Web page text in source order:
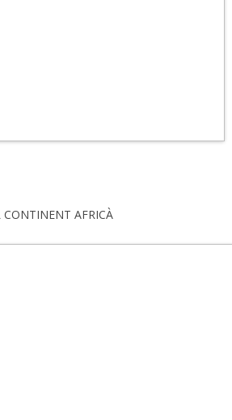
CONTINENT AFRICÀ